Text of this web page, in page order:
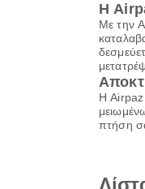
Η
Με την
Η Airpaz
πτήση